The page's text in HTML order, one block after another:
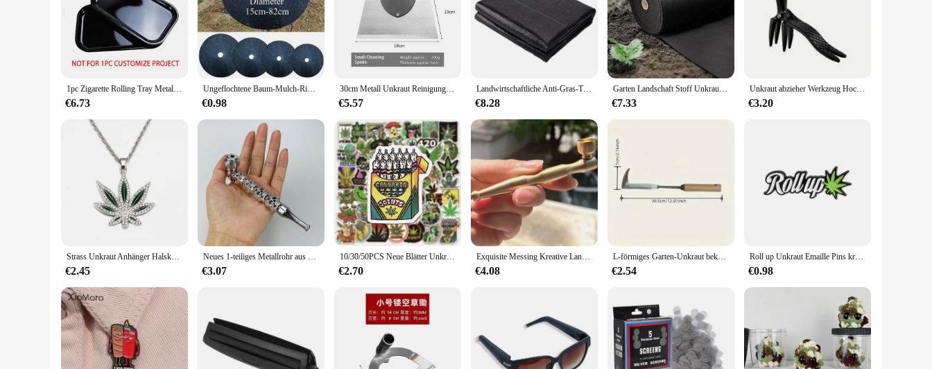
1pc Zigarette Rolling Tray Metall Trockenen Kraut Tabak Rohr Zubehör Rauchen Grinder Hand Roller Platte Blank Schwarz Weiß Anpassen
€6.73
Ungeflochtene Baum-Mulch-Ring-Unkrautbarriere, Schutzmatte, Pflanzenabdeckung, Anti-Gras, Unkrautbekämpfung aus Gartenstoff, 15 cm–82 cm
€0.98
30cm Metall Unkraut Reinigungs schaufel Edelstahl Enteisungs schaufel multifunktion ale Outdoor-Gartens chaufel Farm Unkraut Pflanz schaufel
€5.57
Landwirtschaftliche Anti-Gras-Tuch PP Garten Unkraut Barriere Stoff Durchlässige Anti-Unkraut Mesh Geotextile Gewächshaus Jäten Matte
€8.28
Garten Landschaft Stoff Unkraut Barriere schwere Auffahrt Garten matte Polypropylen Bodendecker Blume Gemüse Hoch beete l
€7.33
Unkraut abzieher Werkzeug Hoch leistungs Stand Up Unkraut abzieher 4 Klauen kopf Unkraut vernichter Werkzeug für Garten projekte Rasen ohne Biegen kniend
€3.20
Strass Unkraut Anhänger Halskette Männer Ahornblatt Halsketten Gold Farbe Ketten für Jungen männliche Steampunk Schmuck
€2.45
Neues 1-teiliges Metallrohr aus hochwertiger Zinklegierung, geeignet für Rohrrauch-Metallrohr
€3.07
10/30/50PCS Neue Blätter Unkraut Rauchen Kühlen Aufkleber Wasserdichte notebook Gepäck Koffer Graffiti DIY Aufkleber kind spielzeug
€2.70
Exquisite Messing Kreative Langlebige Metall Pfeife Vier-verwenden Tragbare Trocken Rauchen Stange Gerade Rauchen Stange für Ältere menschen
€4.08
L-förmiges Garten-Unkraut bekämpfung werkzeug Unkraut vernichter manueller Riss-Unkraut-Unkraut-Extraktor-Entfernung landwirtschaft licher Bonsai liefert Handwerkzeug
€2.54
Roll up Unkraut Emaille Pins kreative krautige Pflanzen Revers Abzeichen Kleidung Kragen Broschen lustige Kleidung Großhandel Geschenk für Freunde
€0.98